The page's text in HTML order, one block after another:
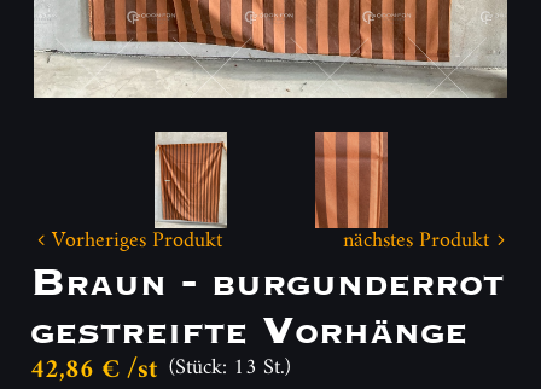
Vorheriges Produkt nächstes Produkt
Braun - burgunderrot
gestreifte Vorhänge
42,86 € /st (Stück: 13 St.)